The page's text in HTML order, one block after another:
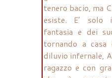
tenero bacio, ma
esiste. E’
fantasia e dei
tornando a
diluvio infernale,
ragazzo e con